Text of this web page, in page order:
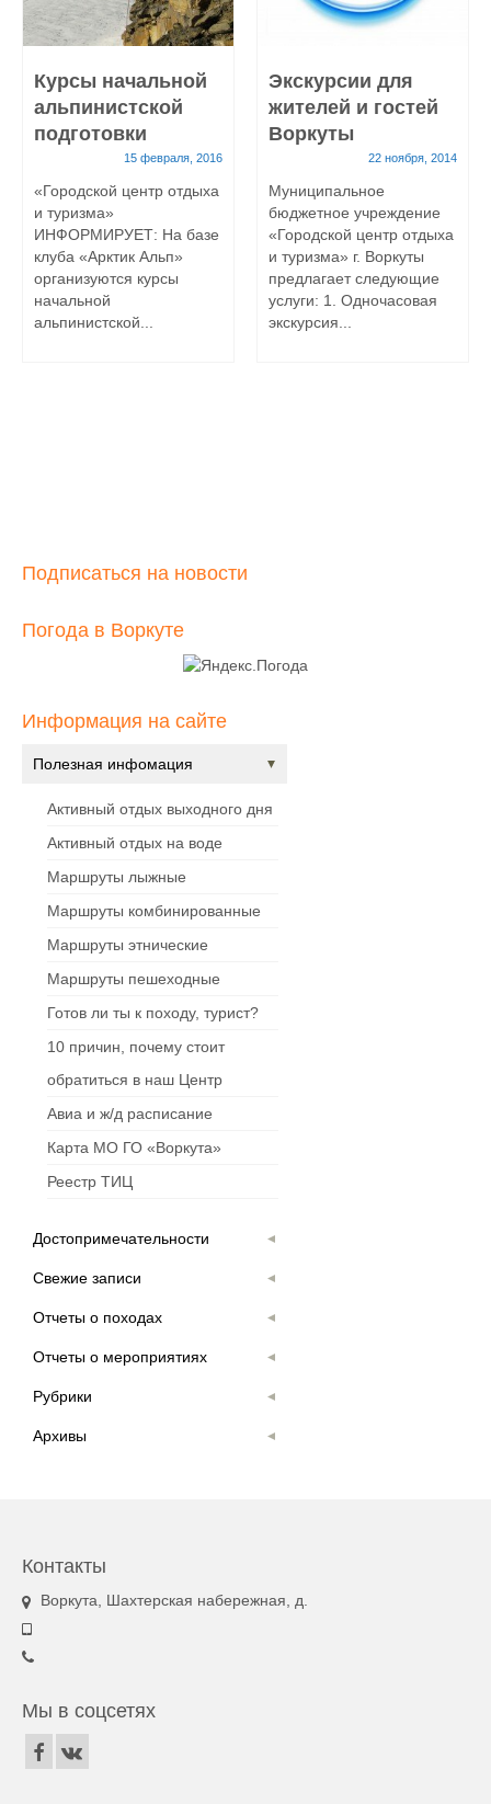
Курсы начальной
альпинистской
подготовки
15 февраля, 2016
«Городской центр отдыха
и туризма»
ИНФОРМИРУЕТ: На базе
клуба «Арктик Альп»
организуются курсы
начальной
альпинистской...
Экскурсии для
жителей и гостей
Воркуты
22 ноября, 2014
Муниципальное
бюджетное учреждение
«Городской центр отдыха
и туризма» г. Воркуты
предлагает следующие
услуги: 1. Одночасовая
экскурсия...
Подписаться на новости
Погода в Воркуте
Информация на сайте
Полезная инфомация
Активный отдых выходного дня
Активный отдых на воде
Маршруты лыжные
Маршруты комбинированные
Маршруты этнические
Маршруты пешеходные
Готов ли ты к походу, турист?
10 причин, почему стоит
обратиться в наш Центр
Авиа и ж/д расписание
Карта МО ГО «Воркута»
Реестр ТИЦ
Достопримечательности
Свежие записи
Отчеты о походах
Отчеты о мероприятиях
Рубрики
Архивы
Контакты
Воркута, Шахтерская набережная, д.
Мы в соцсетях